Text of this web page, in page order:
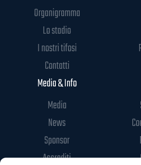
Organigramma
Lo stadio
I nostri tifosi
Contatti
Media & Info
Media
News
Sponsor
Accrediti